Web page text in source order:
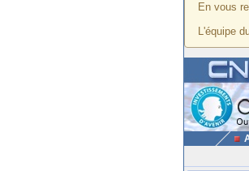
En vous
L'équipe